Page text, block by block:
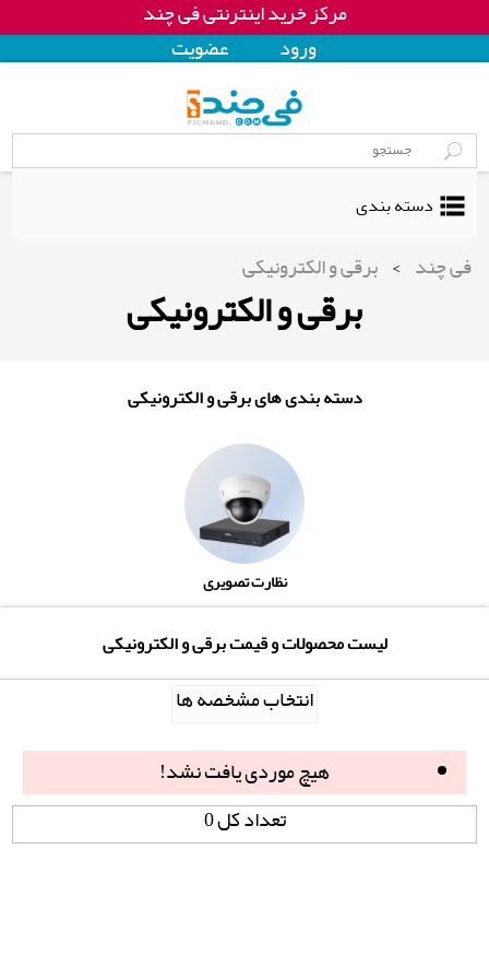
مرکز خرید اینترنتی فی چند
ورود
عضويت
دسته بندی
فی چند > برقی و الکترونیکی
برقی و الکترونیکی
دسته بندی های برقی و الکترونیکی
نظارت تصویری
لیست محصولات و قیمت برقی و الکترونیکی
انتخاب مشخصه ها
هیچ موردی یافت نشد!
تعداد کل 0